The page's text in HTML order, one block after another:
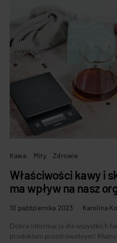
Kawa Mity Zdrowie
Właściwości kawy i
ma wpływ na nasz
10 października 2023 Karolina
Dobra informacja dla wszystkich
produktem prozdrowotnym! Mamy